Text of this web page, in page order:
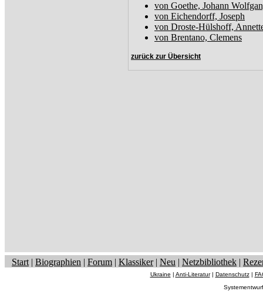
von Goethe, Johann
von Eichendorff, Joseph
von Droste-Hülshoff,
von Brentano, Clemens
zurück zur Übersicht
Start | Biographien | Forum | Klassiker| Neu | Netzbibliothek |
Ukraine | Anti-Literatur| Datenschutz|